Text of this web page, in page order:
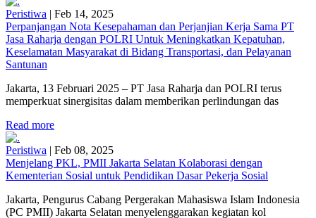
Peristiwa | Feb 14, 2025
Perpanjangan Nota Kesepahaman dan Perjanjian Kerja Sama PT
Jasa Raharja dengan POLRI Untuk Meningkatkan Kepatuhan,
Keselamatan Masyarakat di Bidang Transportasi, dan Pelayanan
Santunan
Jakarta, 13 Februari 2025 – PT Jasa Raharja dan POLRI terus
memperkuat sinergisitas dalam memberikan perlindungan das
Read more
Peristiwa | Feb 08, 2025
Menjelang PKL, PMII Jakarta Selatan Kolaborasi dengan
Kementerian Sosial untuk Pendidikan Dasar Pekerja Sosial
Jakarta, Pengurus Cabang Pergerakan Mahasiswa Islam Indonesia
(PC PMII) Jakarta Selatan menyelenggarakan kegiatan kol